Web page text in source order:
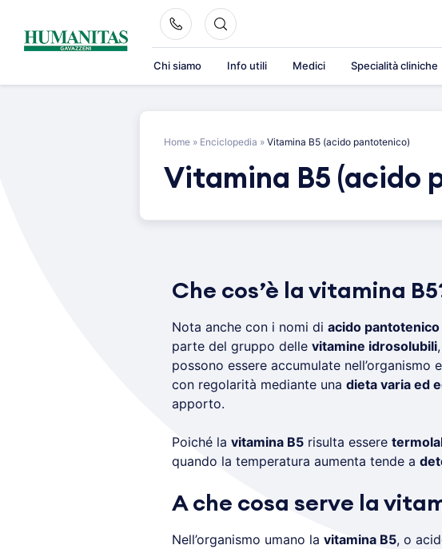
content
Chi siamo Info utili Medici Specialità cliniche
Home » Enciclopedia » Vitamina B5 (acido pantotenico)
Vitamina B5 (acido
Che cos’è la vitamina
Nota anche con i nomi di acido pantotenico
parte del gruppo delle vitamine idrosolubili
possono essere accumulate nell’organismo
con regolarità mediante una dieta varia ed
apporto.
Poiché la vitamina B5risulta essere
quando la temperatura aumenta tende a
A che cosa serve la
Nell’organismo umano la vitamina B5, o